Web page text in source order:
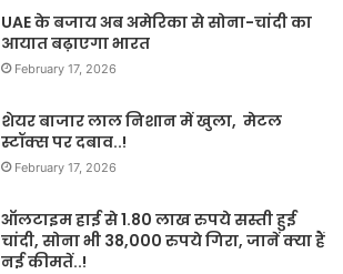
UAE के बजाय अब अमेरिका से सोना-चांदी का
आयात बढ़ाएगा भारत
February 17, 2026
शेयर बाजार लाल निशान में खुला, मेटल
स्टॉक्स पर दबाव..!
February 17, 2026
ऑलटाइम हाई से 1.80 लाख रुपये सस्ती हुई
चांदी, सोना भी 38,000 रुपये गिरा, जानें क्या हैं
नई कीमतें..!